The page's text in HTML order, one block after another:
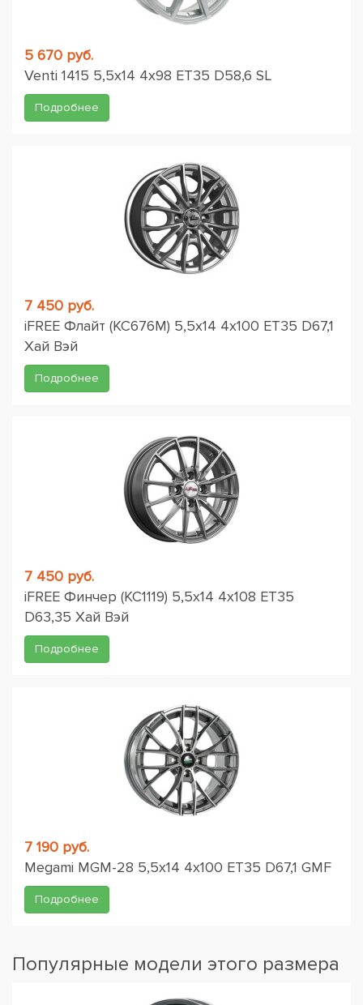
5 670 руб.
Venti 1415 5,5x14 4x98 ET35 D58,6 SL
Подробнее
7 450 руб.
iFREE Флайт (КС676М) 5,5x14 4x100 ET35 D67,1
Хай Вэй
Подробнее
7 450 руб.
iFREE Финчер (КС1119) 5,5x14 4x108 ET35
D63,35 Хай Вэй
Подробнее
7 190 руб.
Megami MGM-28 5,5x14 4x100 ET35 D67,1 GMF
Подробнее
Популярные модели этого размера